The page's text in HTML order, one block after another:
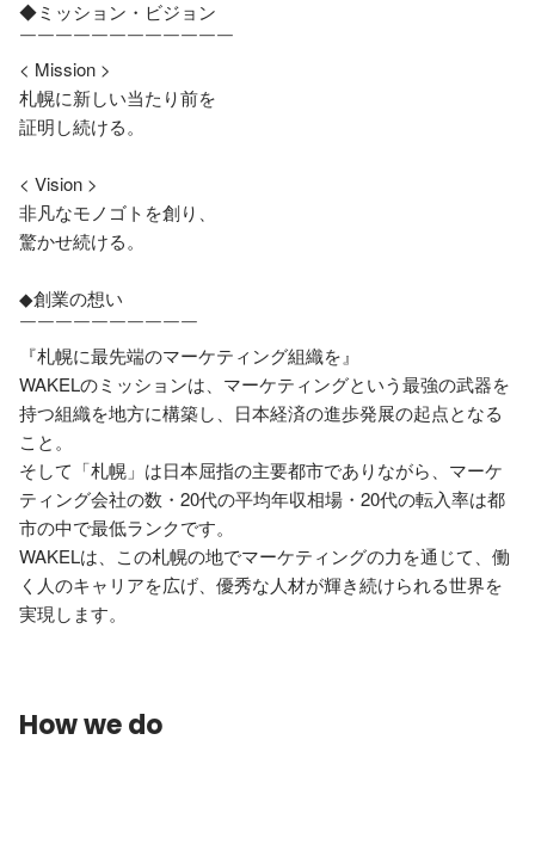
◆ミッション・ビジョン
￣￣￣￣￣￣￣￣￣￣￣￣
< Mission >
札幌に新しい当たり前を
証明し続ける。
< Vision >
非凡なモノゴトを創り、
驚かせ続ける。
◆創業の想い
￣￣￣￣￣￣￣￣￣￣
『札幌に最先端のマーケティング組織を』
WAKELのミッションは、マーケティングという最強の武器を
持つ組織を地方に構築し、日本経済の進歩発展の起点となる
こと。
そして「札幌」は日本屈指の主要都市でありながら、マーケ
ティング会社の数・20代の平均年収相場・20代の転入率は都
市の中で最低ランクです。
WAKELは、この札幌の地でマーケティングの力を通じて、働
く人のキャリアを広げ、優秀な人材が輝き続けられる世界を
実現します。
How we do